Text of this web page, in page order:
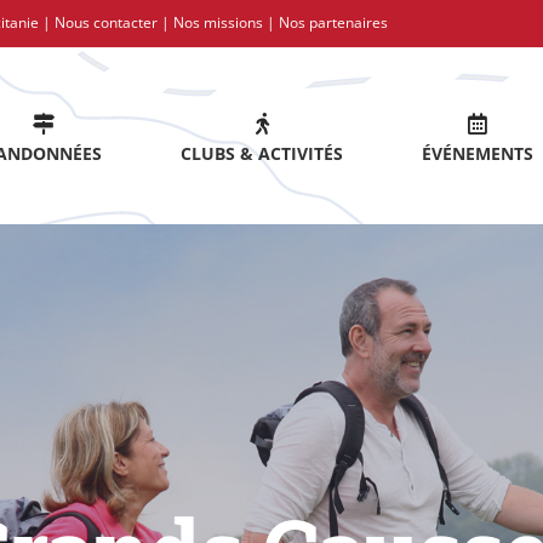
| Nous contacter | Nos missions | Nos partenaires
CLUBS & ACTIVITÉS ÉVÉNEMENTS